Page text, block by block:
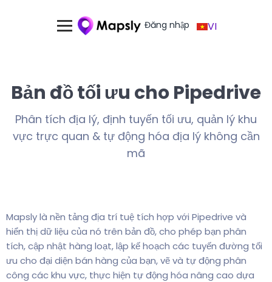
Đăng nhập VI
Bản đồ tối ưu cho Pipedrive
Phân tích địa lý, định tuyến tối ưu, quản lý khu
vực trực quan & tự động hóa địa lý không cần
mã
Mapsly là nền tảng địa trí tuệ tích hợp với Pipedrive và
hiển thị dữ liệu của nó trên bản đồ, cho phép bạn phân
tích, cập nhật hàng loạt, lập kế hoạch các tuyến đường tối
ưu cho đại diện bán hàng của bạn, vẽ và tự động phân
công các khu vực, thực hiện tự động hóa nâng cao dựa